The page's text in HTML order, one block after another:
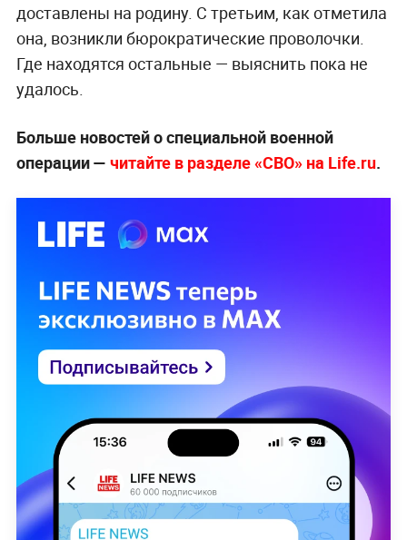
доставлены на родину. С третьим, как отметила
она, возникли бюрократические проволочки.
Где находятся остальные — выяснить пока не
удалось.
Больше новостей о специальной военной
операции — читайте в разделе «СВО» на Life.ru.